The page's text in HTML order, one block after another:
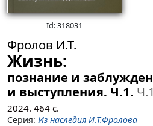
Id: 318031
Фролов И.Т.
Жизнь:
познание и
и выступления. Ч.1. Ч.1
2024. 464 с.
Серия: Из наследия И.Т.Фролова